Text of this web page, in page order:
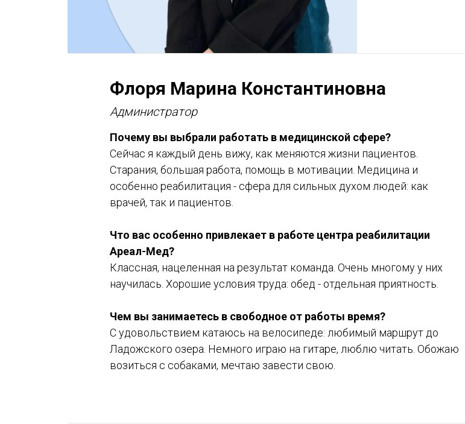
Флоря Марина Константиновна
Администратор
Почему вы выбрали работать в медицинской сфере?
Сейчас я каждый день вижу, как меняются жизни пациентов.
Старания, большая работа, помощь в мотивации. Медицина и
особенно реабилитация - сфера для сильных духом людей: как
врачей, так и пациентов.
Что вас особенно привлекает в работе центра реабилитации
Ареал-Мед?
Классная, нацеленная на результат команда. Очень многому у них
научилась. Хорошие условия труда: обед - отдельная приятность.
Чем вы занимаетесь в свободное от работы время?
С удовольствием катаюсь на велосипеде: любимый маршрут до
Ладожского озера. Немного играю на гитаре, люблю читать. Обожаю
возиться с собаками, мечтаю завести свою.